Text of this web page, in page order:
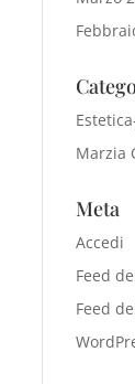
Marzia
Meta
Accedi
Feed
Feed